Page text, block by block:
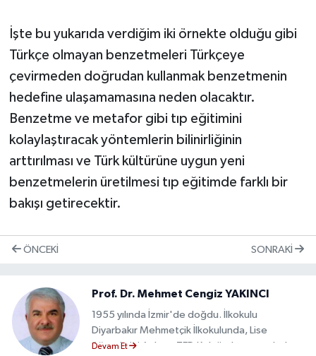
İşte bu yukarıda verdiğim iki örnekte olduğu gibi
Türkçe olmayan benzetmeleri Türkçeye
çevirmeden doğrudan kullanmak benzetmenin
hedefine ulaşamamasına neden olacaktır.
​Benzetme ve metafor gibi tıp eğitimini
kolaylaştıracak yöntemlerin bilinirliğinin
arttırılması ve Türk kültürüne uygun yeni
benzetmelerin üretilmesi tıp eğitimde farklı bir
bakışı getirecektir.
ÖNCEKI SONRAKI
Prof. Dr. Mehmet Cengiz YAKINCI
1955 yılında İzmir'de doğdu. İlkokulu
Diyarbakır Mehmetçik İlkokulunda, Lise
öğrenimini Ankara TED Kolejinde tamamladı.
Devam Et